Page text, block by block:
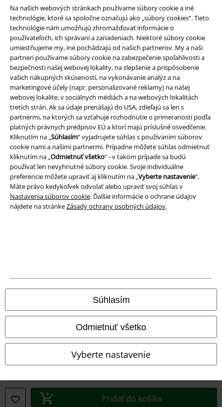
Na našich webových stránkach používame súbory cookie a iné
technológie, ktoré sa spoločne označujú ako „súbory cookies“. Tieto
technológie nám umožňujú zhromažďovať informácie o
používateľoch, ich správaní a zariadeniach. Niektoré súbory cookie
umiestňujeme my, iné pochádzajú od našich partnerov. My a naši
partneri používame súbory cookie na zabezpečenie spoľahlivosti a
bezpečnosti našej webovej lokality, na zlepšenie a prispôsobenie
vašich nákupných skúseností, na vykonávanie analýz a na
marketingové účely (napr. personalizované reklamy) na našej
webovej lokalite, v sociálnych médiách a na webových lokalitách
tretích strán. Ak sa údaje prenášajú do USA, zdieľajú sa len s
partnermi, na ktorých sa vzťahuje rozhodnutie o primeranosti podľa
platných právnych predpisov EÚ a ktorí majú príslušné osvedčenie.
Kliknutím na „Súhlasím“ vyjadrujete súhlas s používaním súborov
cookie nami a našimi partnermi. Prípadne môžete súhlas odmietnuť
kliknutím na „Odmietnuť všetko“ - v takom prípade sa budú
používať len nevyhnutné súbory cookie. Svoje individuálne
preferencie môžete upraviť aj kliknutím na „Vyberte nastavenie“.
Máte právo kedykoľvek odvolať alebo upraviť svoj súhlas v
Nastavenia súborov cookie. Ďalšie informácie o ochrane údajov
nájdete na stránkeZásady ochrany osobných údajov.
Súhlasím
Odmietnuť všetko
Vyberte nastavenie
Pridať do košíka
Nová aplikácia EMP
Stiahnite si novú EMP aplikáciu zdarma a využite všetky nové
funkcie a výhody!
A Warner Music Group Company
Podmienky
Imprint
Likvidácia odpadu a ochrana životného prostredia
Vyhlásenie o zhode
Informácie o prístupnosti